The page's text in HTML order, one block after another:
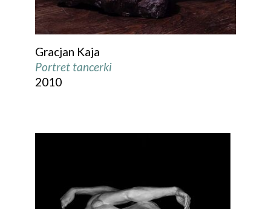
Gracjan Kaja
Portret tancerki
2010